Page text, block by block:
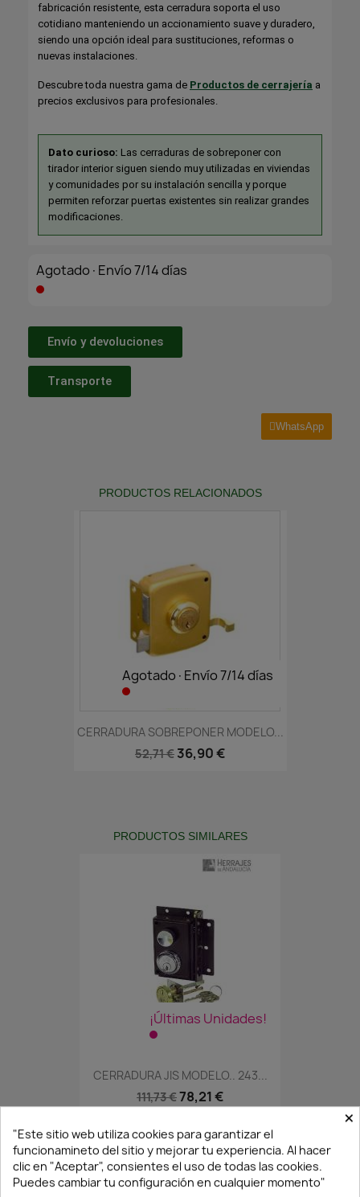
fabricación resistente, esta cerradura soporta el uso
cotidiano manteniendo un accionamiento suave y duradero,
siendo una opción ideal para sustituciones, reformas o
nuevas instalaciones.
Descubre toda nuestra gama de Productos de cerrajería a
precios exclusivos para profesionales.
Dato curioso: Las cerraduras de sobreponer con
tirador interior siguen siendo muy utilizadas en viviendas
y comunidades por su instalación sencilla y porque
permiten reforzar puertas existentes sin realizar grandes
modificaciones.
Agotado·Envío 7/14 días
Envío y devoluciones
Transporte
WhatsApp
PRODUCTOS RELACIONADOS
Agotado·Envío 7/14 días
CERRADURA SOBREPONER MODELO...
52,71 € 36,90 €
PRODUCTOS SIMILARES
¡Últimas Unidades!
CERRADURA JIS MODELO.. 243...
111,73 €78,21 €
×
"Este sitio web utiliza cookies para garantizar el
funcionamineto del sitio y mejorar tu experiencia. Al hacer
clic en "Aceptar", consientes el uso de todas las cookies.
Puedes cambiar tu configuración en cualquier momento"